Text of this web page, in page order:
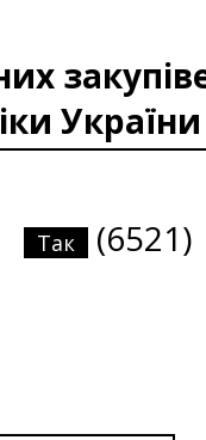
України
Так (6521)